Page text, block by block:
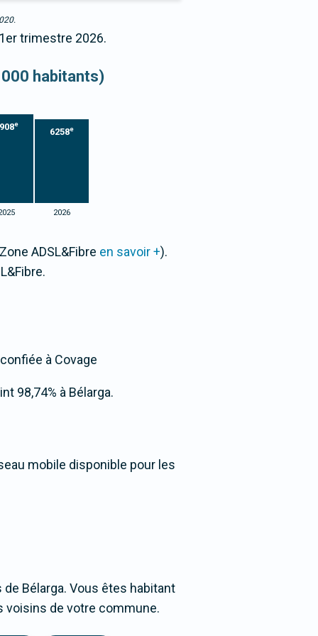
trimestre 2026.
habitants)
e
6258e
2026
ADSL&Fibre en savoir +).
à Covage
98,74% à Bélarga.
mobile disponible pour les
Bélarga. Vous êtes habitant
voisins de votre commune.